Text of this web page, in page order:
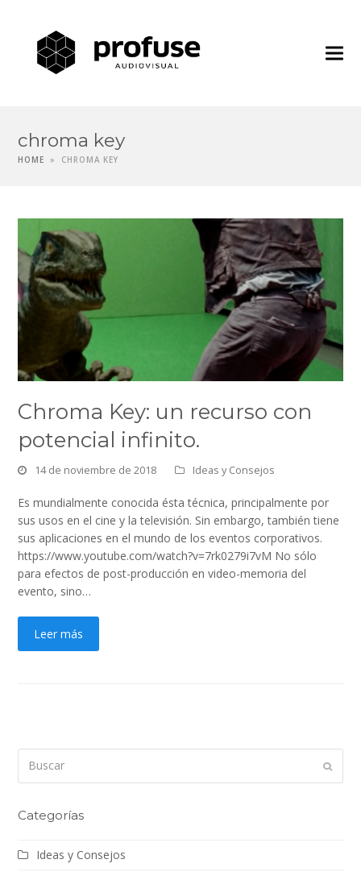
chroma key
HOME » CHROMA KEY
Chroma Key: un recurso con
potencial infinito.
14 de noviembre de 2018 Ideas y Consejos
Es mundialmente conocida ésta técnica, principalmente por
sus usos en el cine y la televisión. Sin embargo, también tiene
sus aplicaciones en el mundo de los eventos corporativos.
https://www.youtube.com/watch?v=7rk0279i7vM No sólo
para efectos de post-producción en video-memoria del
evento, sino…
Leer más
Enviar
Categorías
Ideas y Consejos